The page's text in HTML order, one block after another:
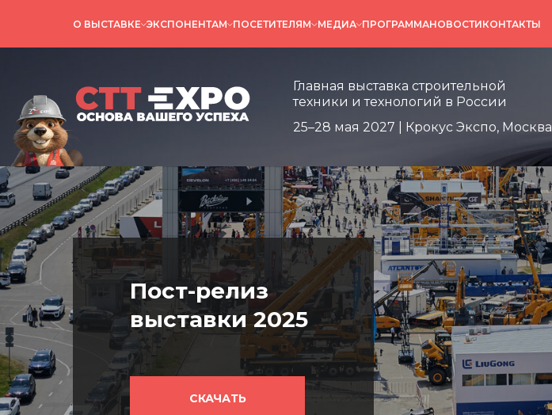
Главная выставка строительной
техники и технологий в России
25–28 мая 2027 | Крокус Экспо, Москва
О ВЫСТАВКЕ ЭКСПОНЕНТАМ ПОСЕТИТЕЛЯМ МЕДИА ПРОГРАММАНОВОСТИКОНТАКТЫ
Пост-релиз
выставки 2025
СКАЧАТЬ